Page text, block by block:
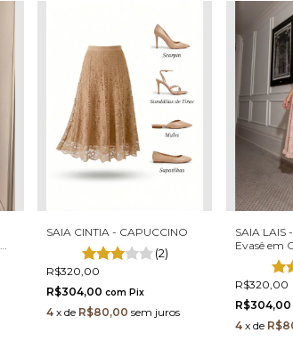
SAIA CINTIA - CAPUCCINO
(2)
R$320,00
R$304,00com Pix
4 xde R$80,00 sem juros
SAIA LAIS
Evasê em
Cintura
R$320,00
R$304,00
4 x de